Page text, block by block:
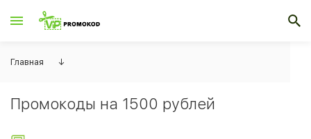
Главная ↓
Промокоды на 1500 рублей